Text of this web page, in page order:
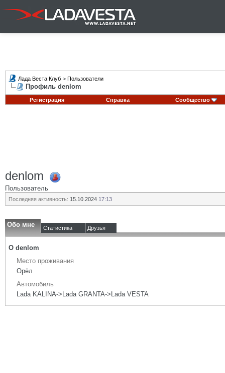
Лада Веста Клуб > Пользователи
Профиль denlom
Регистрация Справка Сообщество
denlom
Пользователь
Последняя активность: 15.10.2024 17:13
Обо мне Статистика Друзья
О denlom
Место проживания
Орёл
Автомобиль
Lada KALINA->Lada GRANTA->Lada VESTA